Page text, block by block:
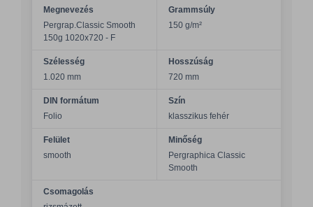
Megnevezés
Pergrap.Classic Smooth
150g 1020x720 - F
Grammsúly
150 g/m²
Szélesség
1.020 mm
Hosszúság
720 mm
DIN formátum
Folio
Szín
klasszikus fehér
Felület
smooth
Minőség
Pergraphica Classic
Smooth
Csomagolás